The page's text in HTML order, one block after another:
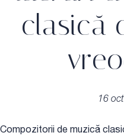
clasică
16
Compozitorii de muzică